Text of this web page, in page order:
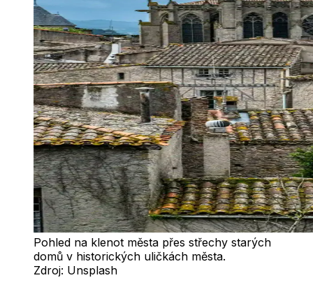
Pohled na klenot města přes střechy starých
domů v historických uličkách města.
Zdroj: Unsplash